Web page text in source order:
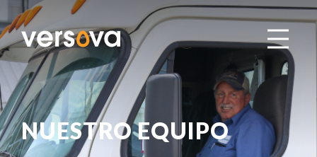
NUESTRO EQUIPO